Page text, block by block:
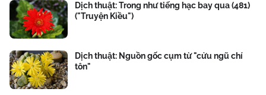
Dịch thuật: Trong như tiếng hạc bay qua (481)
("Truyện Kiều")
Dịch thuật: Nguồn gốc cụm từ "cửu ngũ chí
tôn"